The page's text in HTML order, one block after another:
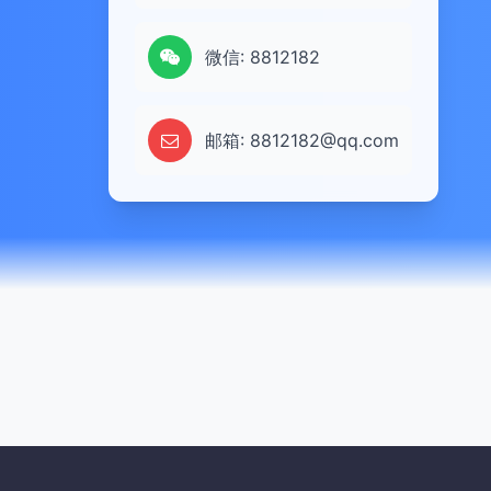
微信: 8812182
邮箱: 8812182@qq.com